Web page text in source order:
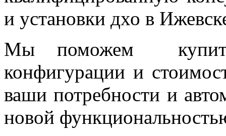
и установки дхо в
Мы поможем
конфигурации и
ваши потребности и
новой